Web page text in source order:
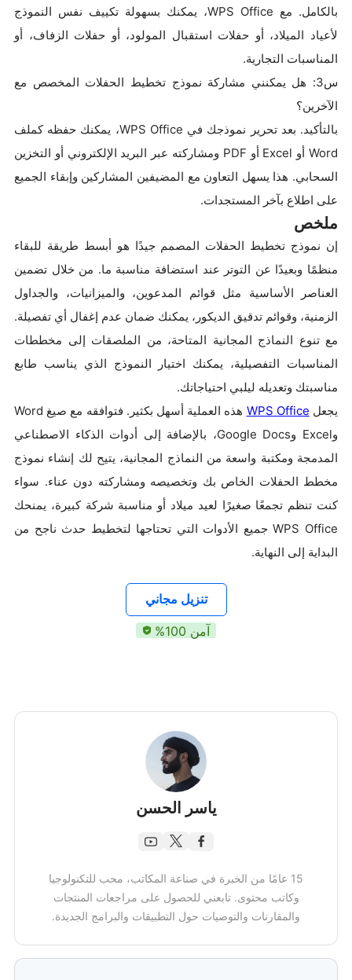
بالكامل. مع WPS Office، يمكنك بسهولة تكييف نفس النموذج
لأعياد الميلاد، أو حفلات استقبال المولود، أو حفلات الزفاف، أو
المناسبات التجارية.
س3: هل يمكنني مشاركة نموذج تخطيط الحفلات المخصص مع
الآخرين؟
بالتأكيد. بعد تحرير نموذجك في WPS Office، يمكنك حفظه كملف
Word أو Excel أو PDF ومشاركته عبر البريد الإلكتروني أو التخزين
السحابي. هذا يسهل التعاون مع المضيفين المشاركين وإبقاء الجميع
على اطلاع بآخر المستجدات.
ملخص
إن نموذج تخطيط الحفلات المصمم جيدًا هو أبسط طريقة للبقاء
منظمًا وبعيدًا عن التوتر عند استضافة مناسبة ما. من خلال تضمين
العناصر الأساسية مثل قوائم المدعوين، والميزانيات، والجداول
الزمنية، وقوائم تدقيق الديكور، يمكنك ضمان عدم إغفال أي تفصيلة.
مع تنوع النماذج المجانية المتاحة، من الملصقات إلى مخططات
المناسبات التفصيلية، يمكنك اختيار النموذج الذي يناسب طابع
مناسبتك وتعديله ليلبي احتياجاتك.
يجعل WPS Office
هذه العملية أسهل بكثير. فتوافقه مع صيغ Word
وExcel وGoogle Docs، بالإضافة إلى أدوات الذكاء الاصطناعي
المدمجة ومكتبة واسعة من النماذج المجانية، يتيح لك إنشاء نموذج
مخطط الحفلات الخاص بك وتخصيصه ومشاركته دون عناء. سواء
كنت تنظم تجمعًا صغيرًا لعيد ميلاد أو مناسبة شركة كبيرة، يمنحك
WPS Office جميع الأدوات التي تحتاجها لتخطيط حدث ناجح من
البداية إلى النهاية.
تنزيل مجاني
آمن 100%
ياسر الحسن
15 عامًا من الخبرة في صناعة المكاتب، محب للتكنولوجيا
وكاتب محتوى. تابعني للحصول على مراجعات المنتجات
والمقارنات والتوصيات حول التطبيقات والبرامج الجديدة.